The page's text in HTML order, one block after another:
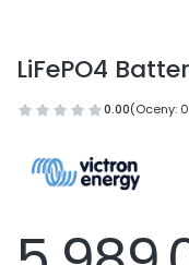
LiFePO4
0.00(Oceny: